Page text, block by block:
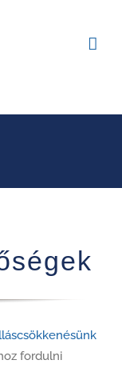
fordulni